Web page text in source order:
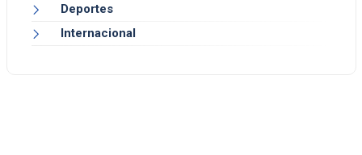
Deportes
Internacional